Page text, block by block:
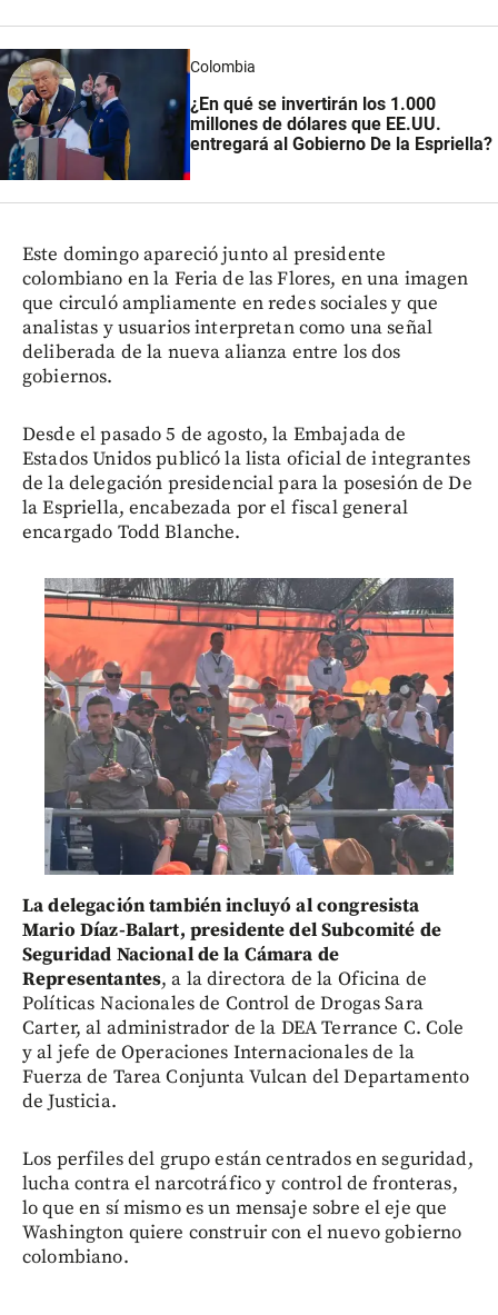
Colombia
¿En qué se invertirán los 1.000
millones de dólares que EE.UU.
entregará al Gobierno De la Espriella?
Este domingo apareció junto al presidente
colombiano en la Feria de las Flores, en una imagen
que circuló ampliamente en redes sociales y que
analistas y usuarios interpretan como una señal
deliberada de la nueva alianza entre los dos
gobiernos.
Desde el pasado 5 de agosto, la Embajada de
Estados Unidos publicó la lista oficial de integrantes
de la delegación presidencial para la posesión de De
la Espriella, encabezada por el fiscal general
encargado Todd Blanche.
La delegación también incluyó al congresista
Mario Díaz-Balart, presidente del Subcomité de
Seguridad Nacional de la Cámara de
Representantes, a la directora de la Oficina de
Políticas Nacionales de Control de Drogas Sara
Carter, al administrador de la DEA Terrance C. Cole
y al jefe de Operaciones Internacionales de la
Fuerza de Tarea Conjunta Vulcan del Departamento
de Justicia.
Los perfiles del grupo están centrados en seguridad,
lucha contra el narcotráfico y control de fronteras,
lo que en sí mismo es un mensaje sobre el eje que
Washington quiere construir con el nuevo gobierno
colombiano.